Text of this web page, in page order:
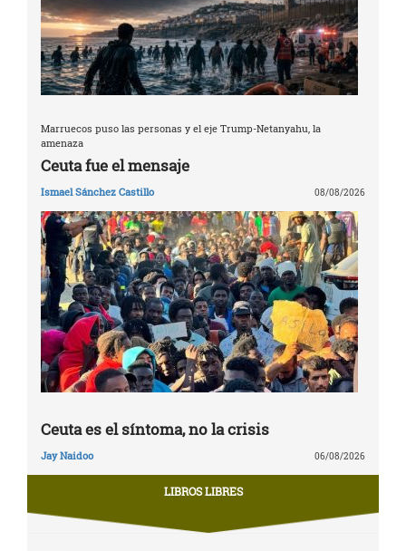
Marruecos puso las personas y el eje Trump-Netanyahu, la
amenaza
Ceuta fue el mensaje
Ismael Sánchez Castillo 08/08/2026
Ceuta es el síntoma, no la crisis
Jay Naidoo 06/08/2026
LIBROS LIBRES